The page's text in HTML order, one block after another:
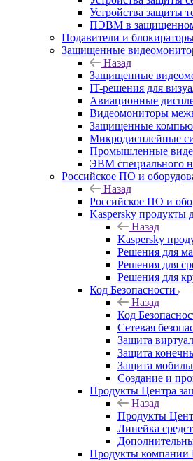
Устройства защиты
ПЭВМ в
Подавители и
Защищенные
Назад
Защищенные
IT-решения для
Авиационные
Видеомониторы
Защищенные
Микродисплейные
Промышленные
ЭВМ специального
Российское ПО и
Назад
Российское ПО и
Kaspersky продукты
Назад
Kaspersky
Решения для
Решения для
Решения для
Код Безопасности
Назад
Код
Сетевая
Защита
Защита
Защита
Создание и
Продукты Центра
Назад
Продукты
Линейка
Продукты компании